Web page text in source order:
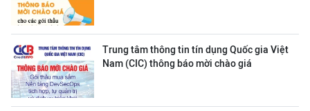
Trung tâm thông tin tín dụng Quốc gia Việt
Nam (CIC) thông báo mời chào giá